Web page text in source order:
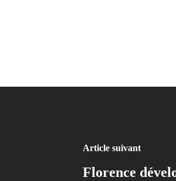
Article suivant
Florence